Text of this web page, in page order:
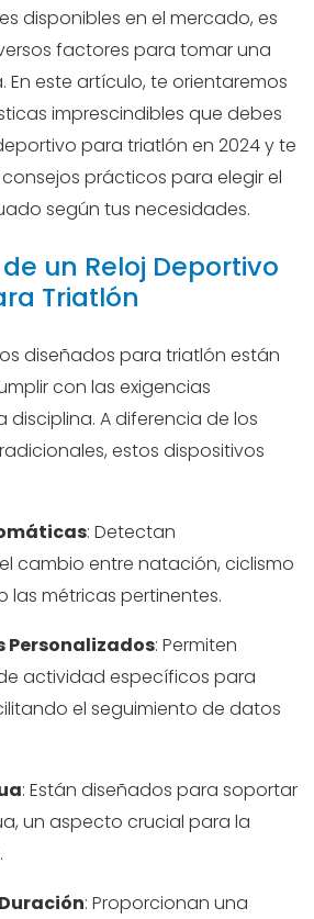
disponibles en el mercado, es
factores para tomar una
En este artículo, te orientaremos
imprescindibles que debes
para triatlón en 2024 y te
prácticos para elegir el
según tus necesidades.
un Reloj Deportivo
Triatlón
diseñados para triatlón están
con las exigencias
disciplina. A diferencia de los
estos dispositivos
: Detectan
cambio entre natación, ciclismo
las métricas pertinentes.
Personalizados: Permiten
actividad específicos para
el seguimiento de datos
: Están diseñados para soportar
un aspecto crucial para la
: Proporcionan una